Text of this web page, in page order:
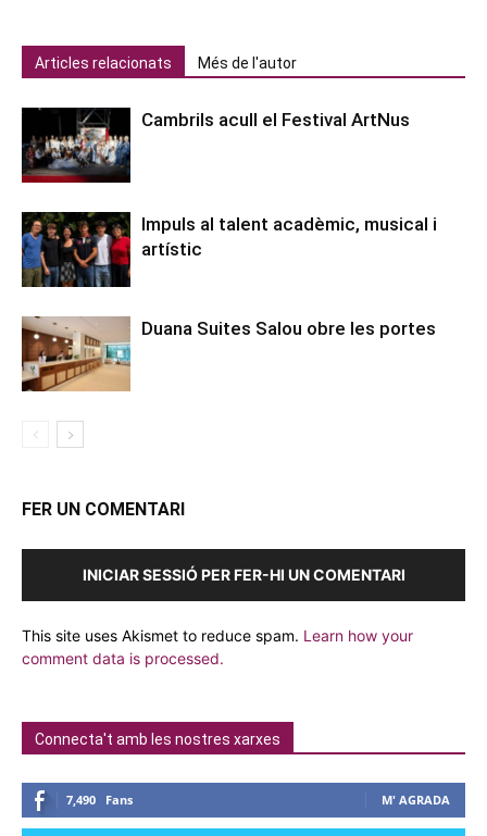
Articles relacionats Més de l'autor
Cambrils acull el Festival ArtNus
Impuls al talent acadèmic, musical i
artístic
Duana Suites Salou obre les portes
FER UN COMENTARI
INICIAR SESSIÓ PER FER-HI UN COMENTARI
This site uses Akismet to reduce spam. Learn how your
comment data is processed.
Connecta't amb les nostres xarxes
7,490 Fans M' AGRADA